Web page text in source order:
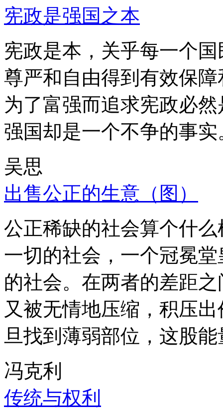
宪政是强国之本
宪政是本，关乎每一个
尊严和自由得到有效保
为了富强而追求宪政必
强国却是一个不争的事实
吴思
出售公正的生意（图）
公正稀缺的社会算个什
一切的社会，一个冠冕
的社会。在两者的差距
又被无情地压缩，积压
旦找到薄弱部位，这股
冯克利
传统与权利